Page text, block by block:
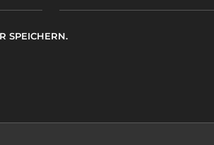
SPEICHERN.